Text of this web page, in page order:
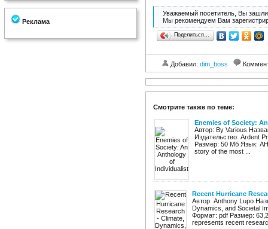
Реклама
Уважаемый посетитель, Вы зашли
Мы рекомендуем Вам
Поделиться…
Добавил: dim_boss
Смотрите также по теме:
Enemies of Society:
Автор: By Various
Издательство: Ardent
Размер: 50 Мб Язык:
story of the most ...
Recent Hurricane
Автор: Anthony Lupo
Dynamics, and Societal
Формат: pdf Размер:
represents recent